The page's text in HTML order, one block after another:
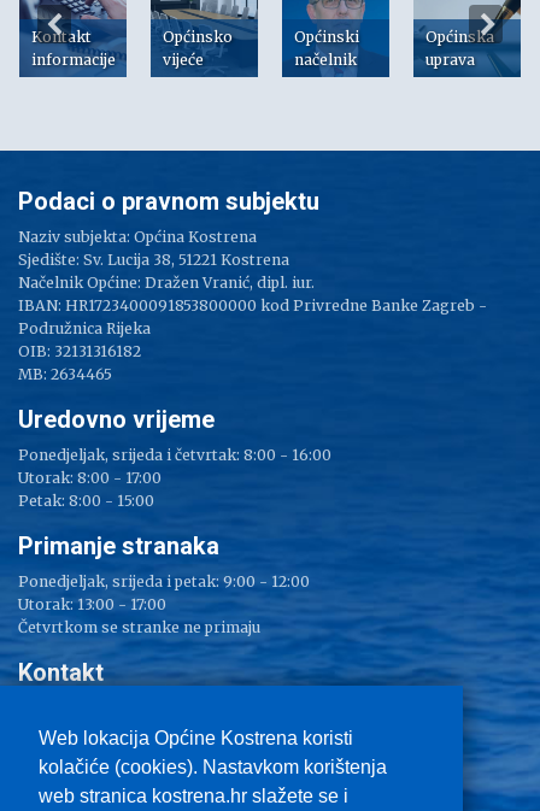
Kontakt
informacije
Općinsko
vijeće
Općinski
načelnik
Općinska
uprava
Web lokacija Općine Kostrena koristi
kolačiće (cookies). Nastavkom korištenja
web stranica kostrena.hr slažete se i
Podaci o pravnom subjektu
Naziv subjekta: Općina Kostrena
Sjedište: Sv. Lucija 38, 51221 Kostrena
Načelnik Općine: Dražen Vranić, dipl. iur.
IBAN: HR1723400091853800000 kod Privredne Banke Zagreb -
Podružnica Rijeka
OIB: 32131316182
MB: 2634465
Uredovno vrijeme
Ponedjeljak, srijeda i četvrtak: 8:00 - 16:00
Utorak: 8:00 - 17:00
Petak: 8:00 - 15:00
Primanje stranaka
Ponedjeljak, srijeda i petak: 9:00 - 12:00
Utorak: 13:00 - 17:00
Četvrtkom se stranke ne primaju
Kontakt
Tel: 051/ 209 000
Fax: 051/ 289 400
E-mail:kostrena@kostrena.hr